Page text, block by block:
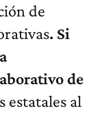
de
. Si
de
estatales al